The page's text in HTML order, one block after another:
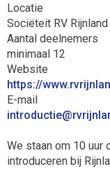
Locatie
Sociëteit RV Rijnland
Aantal deelnemers
minimaal 12
Website
https://
E-mail
eitcudortni
We staan om 10 uur
introduceren bij